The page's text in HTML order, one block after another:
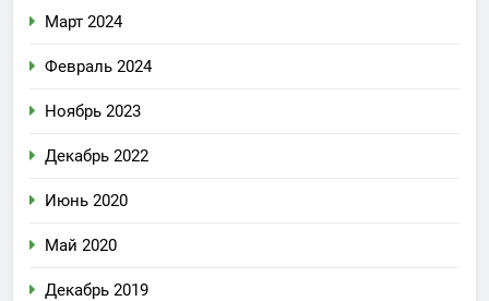
Март 2024
Февраль 2024
Ноябрь 2023
Декабрь 2022
Июнь 2020
Май 2020
Декабрь 2019